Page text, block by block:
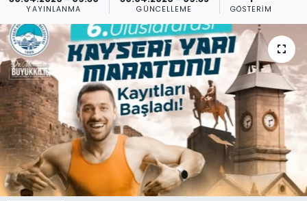
YAYINLANMA GÜNCELLEME GÖSTERIM